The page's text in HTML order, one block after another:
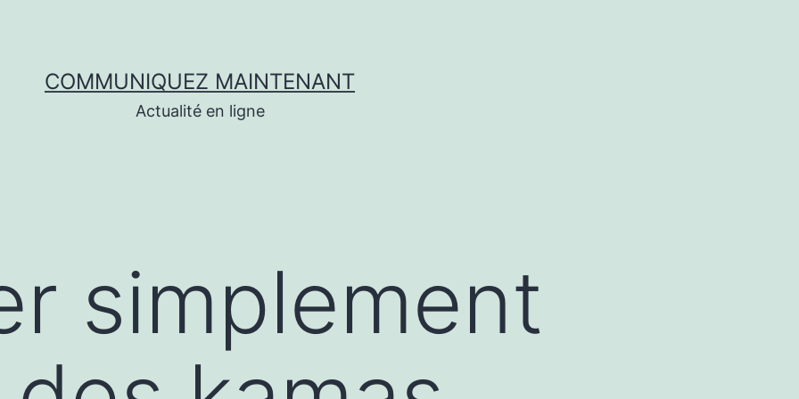
COMMUNIQUEZ MAINTENANT
Actualité en ligne
simplement